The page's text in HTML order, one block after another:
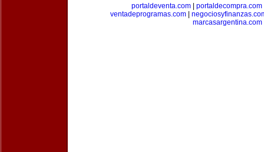
portaldeventa.com
portaldecompra.com
ventadeprogramas.com|
marcasargentina.com